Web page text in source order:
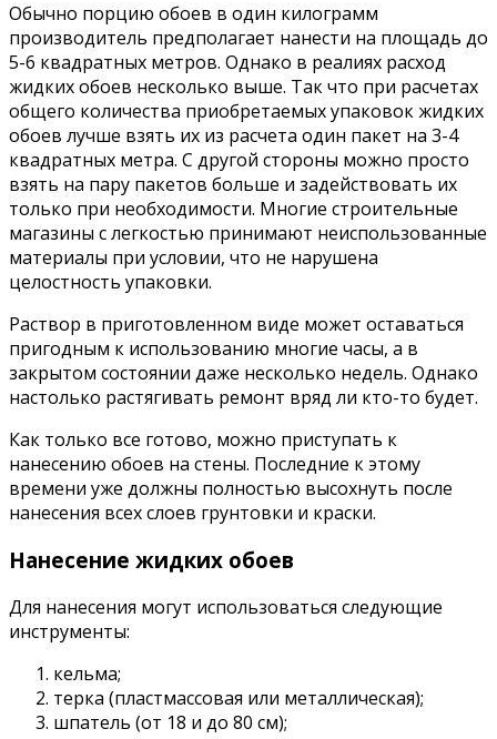
Обычно порцию обоев в один килограмм
производитель предполагает нанести на площадь до
5-6 квадратных метров. Однако в реалиях расход
жидких обоев несколько выше. Так что при расчетах
общего количества приобретаемых упаковок жидких
обоев лучше взять их из расчета один пакет на 3-4
квадратных метра. С другой стороны можно просто
взять на пару пакетов больше и задействовать их
только при необходимости. Многие строительные
магазины с легкостью принимают неиспользованные
материалы при условии, что не нарушена
целостность упаковки.
Раствор в приготовленном виде может оставаться
пригодным к использованию многие часы, а в
закрытом состоянии даже несколько недель. Однако
настолько растягивать ремонт вряд ли кто-то будет.
Как только все готово, можно приступать к
нанесению обоев на стены. Последние к этому
времени уже должны полностью высохнуть после
нанесения всех слоев грунтовки и краски.
Нанесение жидких обоев
Для нанесения могут использоваться следующие
инструменты:
кельма;
терка (пластмассовая или металлическая);
шпатель (от 18 и до 80 см);